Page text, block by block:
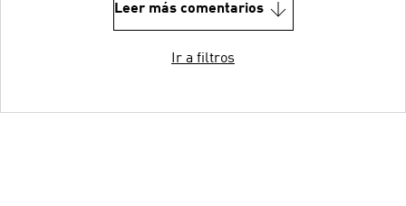
Leer más comentarios
Ir a filtros